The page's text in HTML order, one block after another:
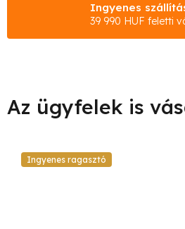
Ingyenes
39 990 HUF feletti
Ingyenes ragasztó